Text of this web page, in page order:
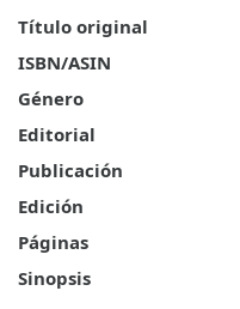
Título original
ISBN/ASIN
Género
Editorial
Publicación
Edición
Páginas
Sinopsis